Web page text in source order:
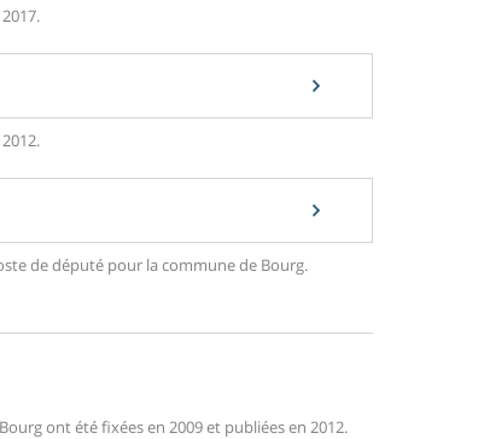
de député pour la commune de Bourg.
ont été fixées en 2009 et publiées en 2012.